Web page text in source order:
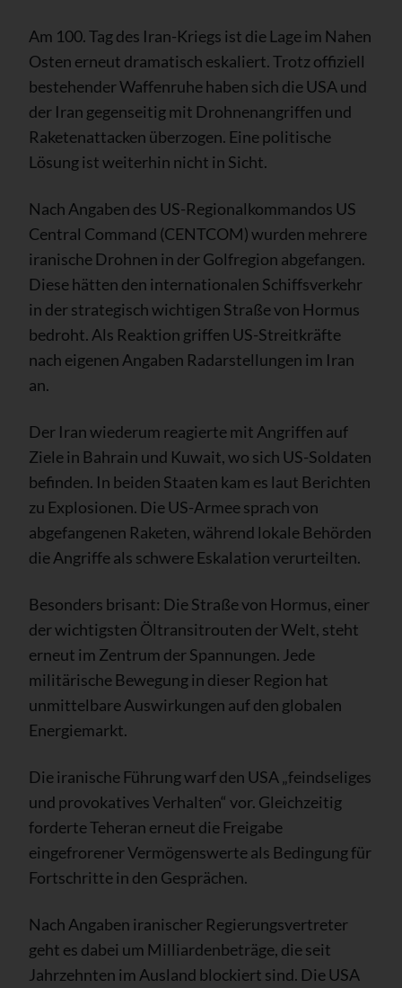
Am 100. Tag des Iran-Kriegs ist die Lage im Nahen
Osten erneut dramatisch eskaliert. Trotz offiziell
bestehender Waffenruhe haben sich die USA und
der Iran gegenseitig mit Drohnenangriffen und
Raketenattacken überzogen. Eine politische
Lösung ist weiterhin nicht in Sicht.
Nach Angaben des US-Regionalkommandos US
Central Command (CENTCOM) wurden mehrere
iranische Drohnen in der Golfregion abgefangen.
Diese hätten den internationalen Schiffsverkehr
in der strategisch wichtigen Straße von Hormus
bedroht. Als Reaktion griffen US-Streitkräfte
nach eigenen Angaben Radarstellungen im Iran
an.
Der Iran wiederum reagierte mit Angriffen auf
Ziele in Bahrain und Kuwait, wo sich US-Soldaten
befinden. In beiden Staaten kam es laut Berichten
zu Explosionen. Die US-Armee sprach von
abgefangenen Raketen, während lokale Behörden
die Angriffe als schwere Eskalation verurteilten.
Besonders brisant: Die Straße von Hormus, einer
der wichtigsten Öltransitrouten der Welt, steht
erneut im Zentrum der Spannungen. Jede
militärische Bewegung in dieser Region hat
unmittelbare Auswirkungen auf den globalen
Energiemarkt.
Die iranische Führung warf den USA „feindseliges
und provokatives Verhalten“ vor. Gleichzeitig
forderte Teheran erneut die Freigabe
eingefrorener Vermögenswerte als Bedingung für
Fortschritte in den Gesprächen.
Nach Angaben iranischer Regierungsvertreter
geht es dabei um Milliardenbeträge, die seit
Jahrzehnten im Ausland blockiert sind. Die USA